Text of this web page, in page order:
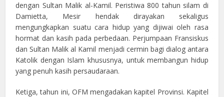
dengan Sultan Malik al-Kamil. Peristiwa 800 tahun silam di
Damietta, Mesir hendak dirayakan sekaligus
mengungkapkan suatu cara hidup yang dijiwai oleh rasa
hormat dan kasih pada perbedaan. Perjumpaan Fransiskus
dan Sultan Malik al Kamil menjadi cermin bagi dialog antara
Katolik dengan Islam khususnya, untuk membangun hidup
yang penuh kasih persaudaraan.
Ketiga, tahun ini, OFM mengadakan kapitel Provinsi. Kapitel